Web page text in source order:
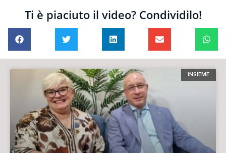
Ti è piaciuto il video? Condividilo!
INSIEME